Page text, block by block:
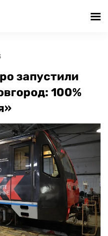
запустили
100%